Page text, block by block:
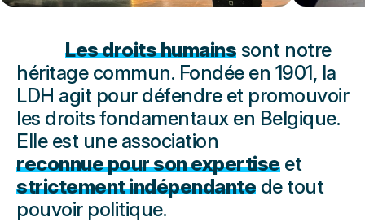
Les droits humains sont notre
héritage commun. Fondée en 1901, la
LDH agit pour défendre et promouvoir
les droits fondamentaux en Belgique.
Elle est une association
reconnue pour son expertiseet
strictement indépendante de tout
pouvoir politique.